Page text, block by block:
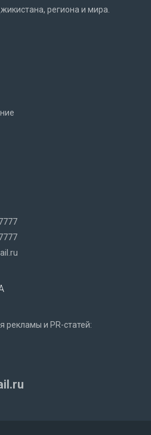
региона и мира.
рекламы и PR-статей: